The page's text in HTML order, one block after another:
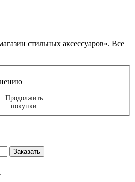
стильных аксессуаров». Все
Продолжить
покупки